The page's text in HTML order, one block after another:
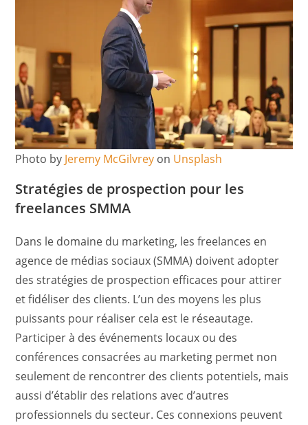
Photo by Jeremy McGilvrey on Unsplash
Stratégies de prospection pour les
freelances SMMA
Dans le domaine du marketing, les freelances en
agence de médias sociaux (SMMA) doivent adopter
des stratégies de prospection efficaces pour attirer
et fidéliser des clients. L’un des moyens les plus
puissants pour réaliser cela est le réseautage.
Participer à des événements locaux ou des
conférences consacrées au marketing permet non
seulement de rencontrer des clients potentiels, mais
aussi d’établir des relations avec d’autres
professionnels du secteur. Ces connexions peuvent